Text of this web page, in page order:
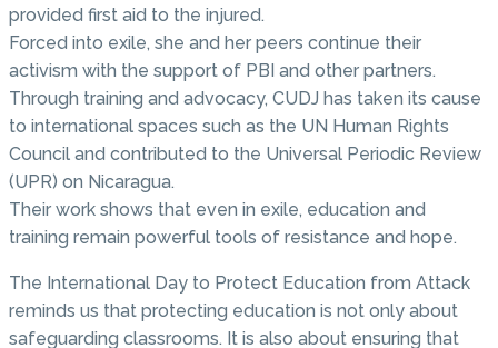
provided first aid to the injured.
Forced into exile, she and her peers continue their
activism with the support of PBI and other partners.
Through training and advocacy, CUDJ has taken its cause
to international spaces such as the UN Human Rights
Council and contributed to the Universal Periodic Review
(UPR) on Nicaragua.
Their work shows that even in exile, education and
training remain powerful tools of resistance and hope.
The International Day to Protect Education from Attack
reminds us that protecting education is not only about
safeguarding classrooms. It is also about ensuring that